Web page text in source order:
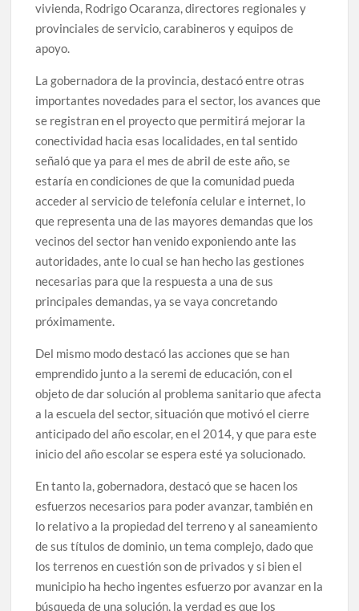
vivienda, Rodrigo Ocaranza, directores regionales y
provinciales de servicio, carabineros y equipos de
apoyo.
La gobernadora de la provincia, destacó entre otras
importantes novedades para el sector, los avances que
se registran en el proyecto que permitirá mejorar la
conectividad hacia esas localidades, en tal sentido
señaló que ya para el mes de abril de este año, se
estaría en condiciones de que la comunidad pueda
acceder al servicio de telefonía celular e internet, lo
que representa una de las mayores demandas que los
vecinos del sector han venido exponiendo ante las
autoridades, ante lo cual se han hecho las gestiones
necesarias para que la respuesta a una de sus
principales demandas, ya se vaya concretando
próximamente.
Del mismo modo destacó las acciones que se han
emprendido junto a la seremi de educación, con el
objeto de dar solución al problema sanitario que afecta
a la escuela del sector, situación que motivó el cierre
anticipado del año escolar, en el 2014, y que para este
inicio del año escolar se espera esté ya solucionado.
En tanto la, gobernadora, destacó que se hacen los
esfuerzos necesarios para poder avanzar, también en
lo relativo a la propiedad del terreno y al saneamiento
de sus títulos de dominio, un tema complejo, dado que
los terrenos en cuestión son de privados y si bien el
municipio ha hecho ingentes esfuerzo por avanzar en la
búsqueda de una solución, la verdad es que los